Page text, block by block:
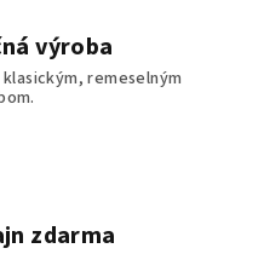
výroba
remeselným
zdarma